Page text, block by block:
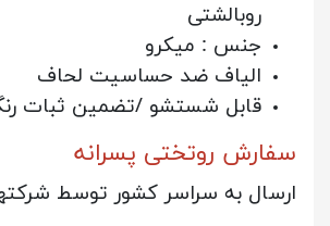
روبالشتی
جنس : میکرو
الیاف ضد حساسیت لحاف
قابل شستشو /تضمین ثبات
سفارش روتختی پسرانه
ارسال به سراسر کشور توسط